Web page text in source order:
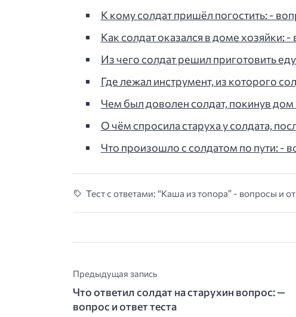
К кому солдат пришёл погостить: -
Как солдат оказался в доме хозяйки: -
Из чего солдат решил приготовить
Где лежал инструмент, из которого
Чем был доволен солдат, покинув дом
О чём спросила старуха у солдата,
Что произошло с солдатом по пути: -
Тест с ответами: “Каша из топора” - вопросы и
Предыдущая запись
Что ответил солдат на старухин вопрос: —
вопрос и ответ теста